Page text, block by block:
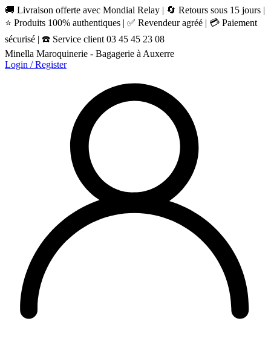
🚚 Livraison offerte avec Mondial Relay | 🔄 Retours sous 15 jours |
⭐ Produits 100% authentiques | ✅ Revendeur agréé | 💳 Paiement
sécurisé | ☎️ Service client 03 45 45 23 08
Minella Maroquinerie - Bagagerie à Auxerre
Login / Register